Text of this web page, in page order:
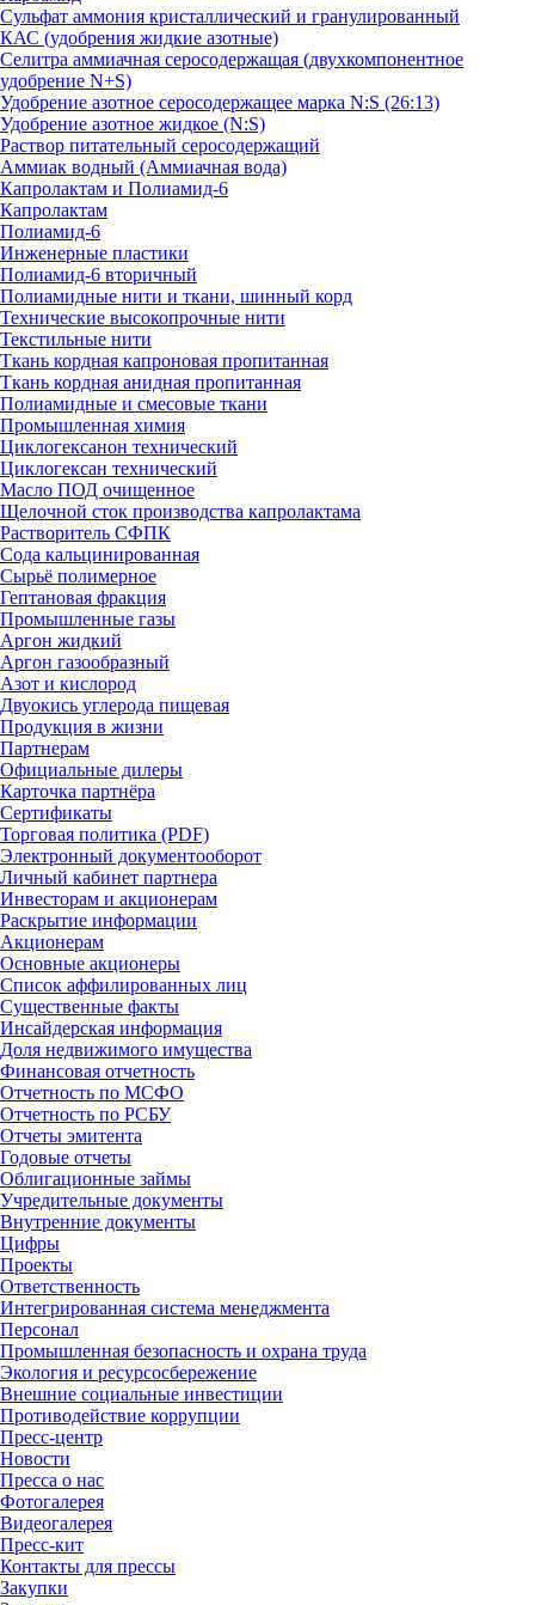
Сульфат аммония кристаллический и гранулированный
КАС (удобрения жидкие азотные)
Селитра аммиачная серосодержащая (двухкомпонентное
удобрение N+S)
Удобрение азотное серосодержащее марка N:S (26:13)
Удобрение азотное жидкое (N:S)
Раствор питательный серосодержащий
Аммиак водный (Аммиачная вода)
Капролактам и Полиамид-6
Капролактам
Полиамид-6
Инженерные пластики
Полиамид-6 вторичный
Полиамидные нити и ткани, шинный корд
Технические высокопрочные нити
Текстильные нити
Ткань кордная капроновая пропитанная
Ткань кордная анидная пропитанная
Полиамидные и смесовые ткани
Промышленная химия
Циклогексанон технический
Циклогексан технический
Масло ПОД очищенное
Щелочной сток производства капролактама
Растворитель СФПК
Сода кальцинированная
Сырьё полимерное
Гептановая фракция
Промышленные газы
Аргон жидкий
Аргон газообразный
Азот и кислород
Двуокись углерода пищевая
Продукция в жизни
Партнерам
Официальные дилеры
Карточка партнёра
Сертификаты
Торговая политика (PDF)
Электронный документооборот
Личный кабинет партнера
Инвесторам и акционерам
Раскрытие информации
Акционерам
Основные акционеры
Список аффилированных лиц
Существенные факты
Инсайдерская информация
Доля недвижимого имущества
Финансовая отчетность
Отчетность по МСФО
Отчетность по РСБУ
Отчеты эмитента
Годовые отчеты
Облигационные займы
Учредительные документы
Внутренние документы
Цифры
Проекты
Ответственность
Интегрированная система менеджмента
Персонал
Промышленная безопасность и охрана труда
Экология и ресурсосбережение
Внешние социальные инвестиции
Противодействие коррупции
Пресс-центр
Новости
Пресса о нас
Фотогалерея
Видеогалерея
Пресс-кит
Контакты для прессы
Закупки